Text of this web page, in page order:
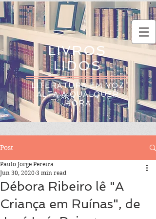
LIVROS
LIDOS
LITERATURA EM VOZ
ALTA A QUALQUER
HORA
Post
Débora Ribeiro lê "A
Criança em Ruínas", de
Paulo Jorge Pereira
Jun 30, 2020 3 min read